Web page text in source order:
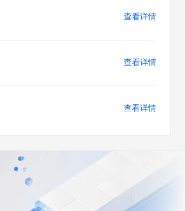
查看详情
查看详情
查看详情